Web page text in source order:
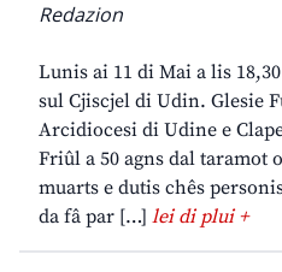
Redazion
Lunis ai 11 di Mai a lis
sul Cjiscjel di Udin. Glesie
Arcidiocesi di Udine e
Friûl a 50 agns dal taramot
muarts e dutis chês
da fâ par […] lei di plui +